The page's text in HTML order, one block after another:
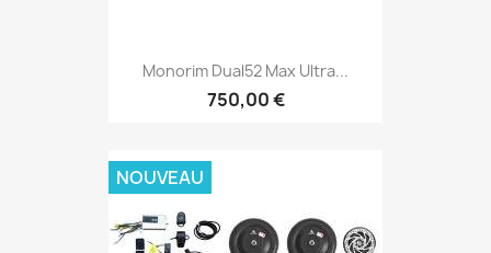
Monorim Dual52 Max Ultra...
750,00 €
NOUVEAU